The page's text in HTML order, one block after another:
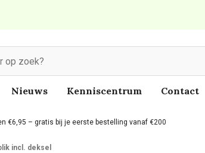
Nieuws Kenniscentrum Contact
€6,95 – gratis bij je eerste bestelling vanaf €200
incl. deksel